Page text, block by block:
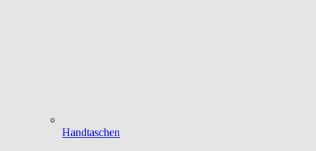
Handtaschen